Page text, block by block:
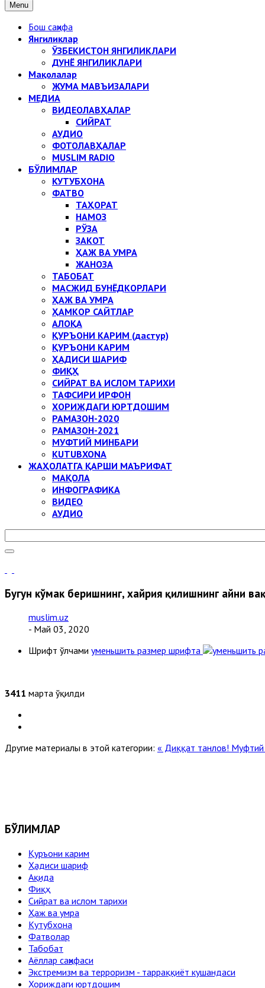
Menu
Бош саҳифа
Янгиликлар
ЎЗБЕКИСТОН ЯНГИЛИКЛАРИ
ДУНЁ ЯНГИЛИКЛАРИ
Мақолалар
ЖУМА МАВЪИЗАЛАРИ
МЕДИА
ВИДЕОЛАВҲАЛАР
СИЙРАТ
АУДИО
ФОТОЛАВҲАЛАР
MUSLIM RADIO
БЎЛИМЛАР
КУТУБХОНА
ФАТВО
ТАҲОРАТ
НАМОЗ
РЎЗА
ЗАКОТ
ҲАЖ ВА УМРА
ЖАНОЗА
ТАБОБАТ
МАСЖИД БУНЁДКОРЛАРИ
ҲАЖ ВА УМРА
ҲАМКОР САЙТЛАР
АЛОҚА
ҚУРЪОНИ КАРИМ (дастур)
ҚУРЪОНИ КАРИМ
ҲАДИСИ ШАРИФ
ФИҚҲ
СИЙРАТ ВА ИСЛОМ ТАРИХИ
ТАФСИРИ ИРФОН
ХОРИЖДАГИ ЮРТДОШИМ
РАМАЗОН-2020
РАМАЗОН-2021
МУФТИЙ МИНБАРИ
KUTUBXONA
ЖАҲОЛАТГА ҚАРШИ МАЪРИФАТ
МАҚОЛА
ИНФОГРАФИКА
ВИДЕО
АУДИО
Бугун кўмак беришнинг, хайрия қилишнинг айни
muslim.uz
- Май 03, 2020
Шрифт ўлчами уменьшить размер шрифта
3411 марта ўқилди
Другие материалы в этой категории: « Диққат танлов! Муфтий
БЎЛИМЛАР
Қуръони карим
Ҳадиси шариф
Ақида
Фиқҳ
Сийрат ва ислом тарихи
Ҳаж ва умра
Кутубхона
Фатволар
Табобат
Аёллар саҳифаси
Экстремизм ва терроризм - тарраққиёт кушандаси
Хориждаги юртдошим